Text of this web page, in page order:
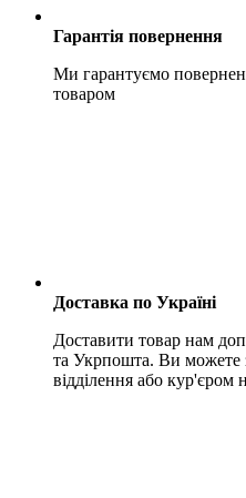
Гарантія повернення
Ми гарантуємо
товаром
Доставка по Україні
Доставити товар нам
та Укрпошта. Ви можете
відділення або кур'єром